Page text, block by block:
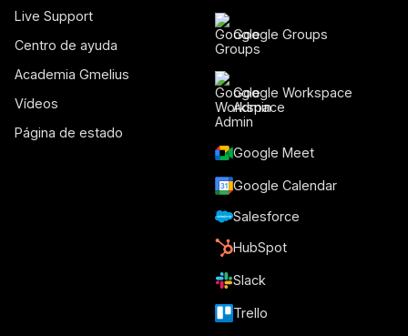
Live Support
Centro de ayuda
Academia Gmelius
Vídeos
Página de estado
Google Groups
Google Workspace
Admin
Google Meet
Google Calendar
Salesforce
HubSpot
Slack
Trello